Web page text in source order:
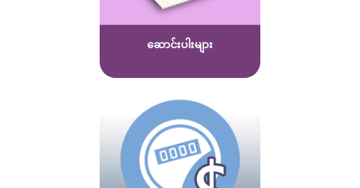
ဆောင်းပါးများ